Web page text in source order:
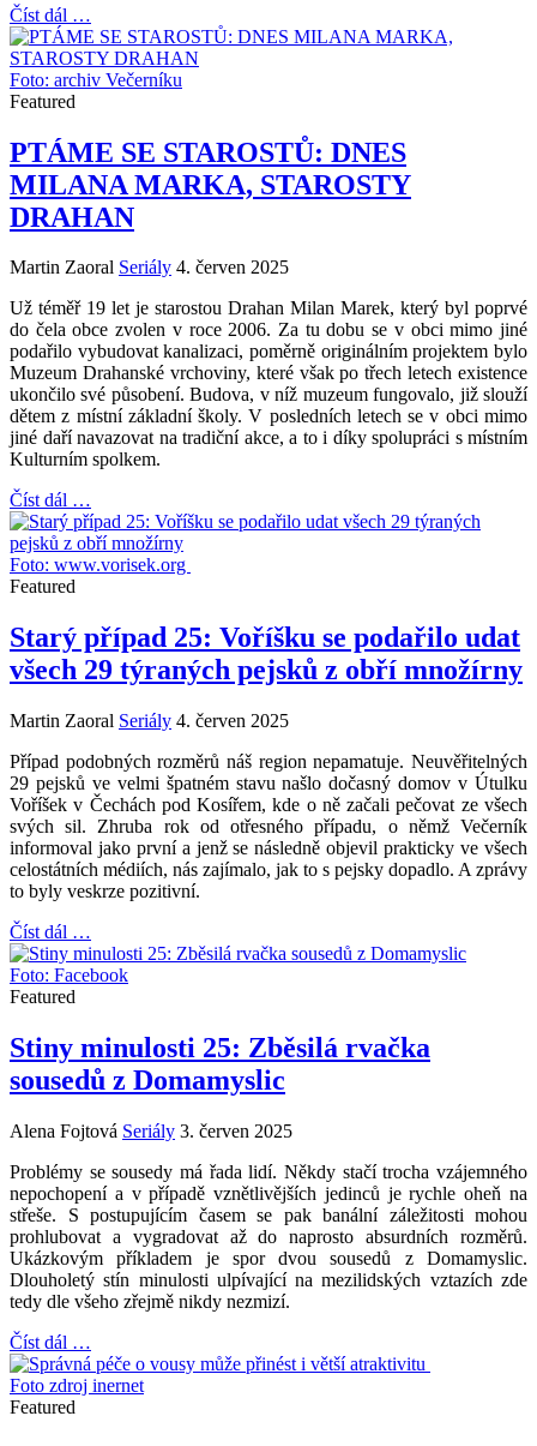
Číst dál …
Foto: archiv Večerníku
Featured
PTÁME SE STAROSTŮ: DNES
MILANA MARKA, STAROSTY
DRAHAN
Martin Zaoral Seriály 4. červen 2025
Už téměř 19 let je starostou Drahan Milan Marek, který byl poprvé
do čela obce zvolen v roce 2006. Za tu dobu se v obci mimo jiné
podařilo vybudovat kanalizaci, poměrně originálním projektem bylo
Muzeum Drahanské vrchoviny, které však po třech letech existence
ukončilo své působení. Budova, v níž muzeum fungovalo, již slouží
dětem z místní základní školy. V posledních letech se v obci mimo
jiné daří navazovat na tradiční akce, a to i díky spolupráci s místním
Kulturním spolkem.
Číst dál …
Foto: www.vorisek.org
Featured
Starý případ 25: Voříšku se podařilo udat
všech 29 týraných pejsků z obří množírny
Martin Zaoral Seriály 4. červen 2025
Případ podobných rozměrů náš region nepamatuje. Neuvěřitelných
29 pejsků ve velmi špatném stavu našlo dočasný domov v Útulku
Voříšek v Čechách pod Kosířem, kde o ně začali pečovat ze všech
svých sil. Zhruba rok od otřesného případu, o němž Večerník
informoval jako první a jenž se následně objevil prakticky ve všech
celostátních médiích, nás zajímalo, jak to s pejsky dopadlo. A zprávy
to byly veskrze pozitivní.
Číst dál …
Foto: Facebook
Featured
Stiny minulosti 25: Zběsilá rvačka
sousedů z Domamyslic
Alena Fojtová Seriály 3. červen 2025
Problémy se sousedy má řada lidí. Někdy stačí trocha vzájemného
nepochopení a v případě vznětlivějších jedinců je rychle oheň na
střeše. S postupujícím časem se pak banální záležitosti mohou
prohlubovat a vygradovat až do naprosto absurdních rozměrů.
Ukázkovým příkladem je spor dvou sousedů z Domamyslic.
Dlouholetý stín minulosti ulpívající na mezilidských vztazích zde
tedy dle všeho zřejmě nikdy nezmizí.
Číst dál …
Foto zdroj inernet
Featured